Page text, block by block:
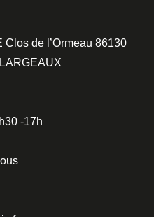
de l’Ormeau 86130
-17h